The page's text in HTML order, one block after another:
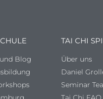
Blog
TAI CHI
Über uns
Daniel
Seminar